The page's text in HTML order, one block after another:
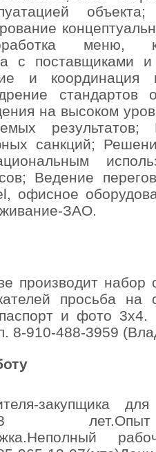
меню,
с поставщиками
и координация
стандартов
на высоком
результатов;
санкций;
Ведение
офисное
ЗАО.
производит
просьба на
и фото 3х4.
8-910-488-3959
закупщика